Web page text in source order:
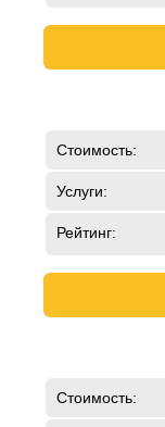
Стоимость:
Услуги:
Рейтинг:
Стоимость: